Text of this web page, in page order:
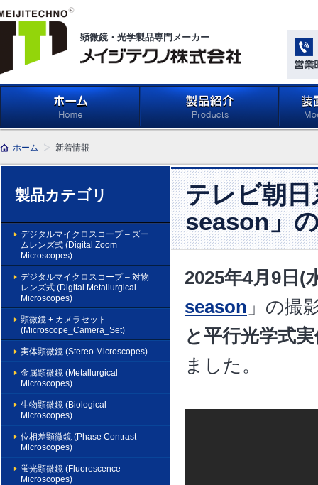
顕微鏡・光学製品専門メーカー
Light
ホーム 新着情報
製品カテゴリ
デジタルマイクロスコープ – ズー
ムレンズ式 (Digital Zoom
Microscopes)
デジタルマイクロスコープ – 対物
レンズ式 (Digital Metallurgical
Microscopes)
顕微鏡 + カメラセット
(Microscope_Camera_Set)
実体顕微鏡 (Stereo Microscopes)
金属顕微鏡 (Metallurgical
Microscopes)
生物顕微鏡 (Biological
Microscopes)
位相差顕微鏡 (Phase Contrast
Microscopes)
蛍光顕微鏡 (Fluorescence
Microscopes)
テレビ朝
season」
2025年4月9日(
season 」の撮
と平行光学式
ました。